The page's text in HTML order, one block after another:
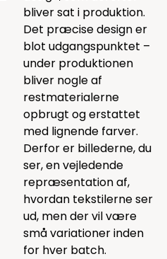
bliver sat i produktion.
Det præcise design er
blot udgangspunktet –
under produktionen
bliver nogle af
restmaterialerne
opbrugt og erstattet
med lignende farver.
Derfor er billederne, du
ser, en vejledende
repræsentation af,
hvordan tekstilerne ser
ud, men der vil være
små variationer inden
for hver batch.